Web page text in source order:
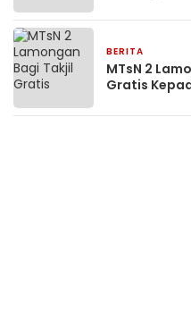
BERITA
MTsN 2
Gratis